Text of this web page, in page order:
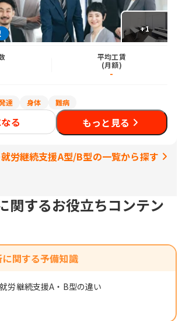
+1
平均工賃
(月額)
-
達 身体 難病
る もっと見る
労継続支援A型/B型の一覧から探す
関するお役立ちコンテン
関する予備知識
労継続支援A・B型の違い